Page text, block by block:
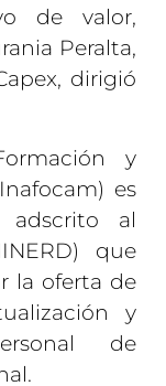
de valor,
Peralta,
dirigió
y
es
adscrito al
que
la oferta de
y
de